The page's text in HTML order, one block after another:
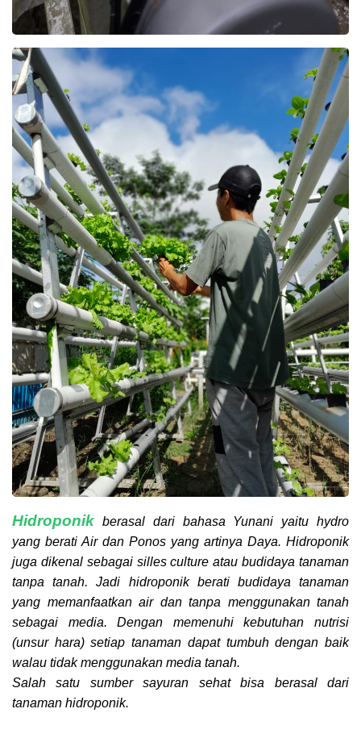
Hidroponik berasal dari bahasa Yunani yaitu hydro
yang berati Air dan Ponos yang artinya Daya. Hidroponik
juga dikenal sebagai silles culture atau budidaya tanaman
tanpa tanah. Jadi hidroponik berati budidaya tanaman
yang memanfaatkan air dan tanpa menggunakan tanah
sebagai media. Dengan memenuhi kebutuhan nutrisi
(unsur hara) setiap tanaman dapat tumbuh dengan baik
walau tidak menggunakan media tanah.
Salah satu sumber sayuran sehat bisa berasal dari
tanaman hidroponik.